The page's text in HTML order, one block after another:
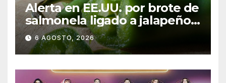
Alerta en EE.UU. por brote de
salmonela ligado a jalapeños
mexicanos; reportan 345
casos
6 AGOSTO, 2026